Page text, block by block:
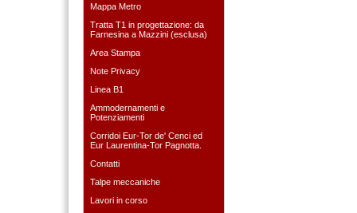
Mappa Metro
Tratta T1 in progettazione: da
Farnesina a Mazzini (esclusa)
Area Stampa
Note Privacy
Linea B1
Ammodernamenti e
Potenziamenti
Corridoi Eur-Tor de' Cenci ed
Eur Laurentina-Tor Pagnotta.
Contatti
Talpe meccaniche
Lavori in corso